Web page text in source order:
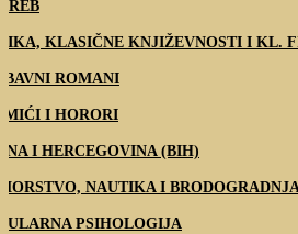
KLASIČNE KNJIŽEVNOSTI I KL.
ROMANI
I HORORI
I HERCEGOVINA (BIH)
NAUTIKA I
PSIHOLOGIJA